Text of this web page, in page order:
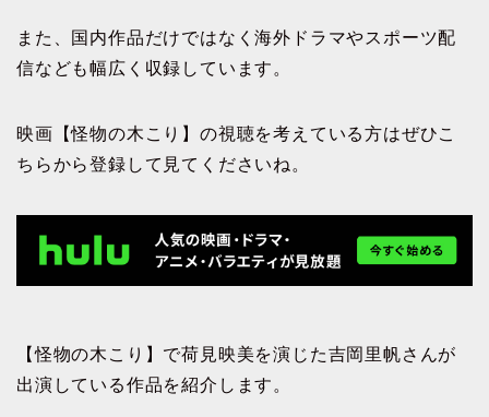
また、国内作品だけではなく海外ドラマやスポーツ配
信なども幅広く収録しています。
映画【怪物の木こり】の視聴を考えている方はぜひこ
ちらから登録して見てくださいね。
【怪物の木こり】で荷見映美を演じた吉岡里帆さんが
出演している作品を紹介します。